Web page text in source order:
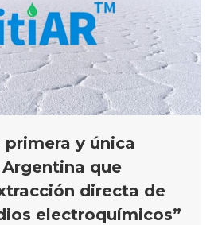
primera y única
que
directa de
electroquímicos”